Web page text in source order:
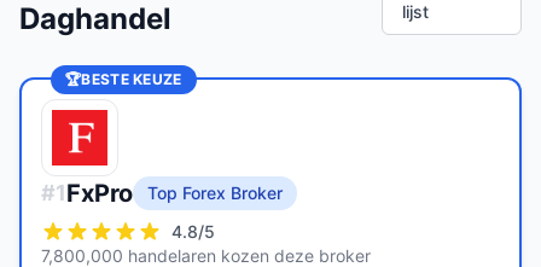
Daghandel
lijst
🏆BESTE KEUZE
#1FxPro
Top Forex Broker
4.8/5
7,800,000 handelaren kozen deze broker